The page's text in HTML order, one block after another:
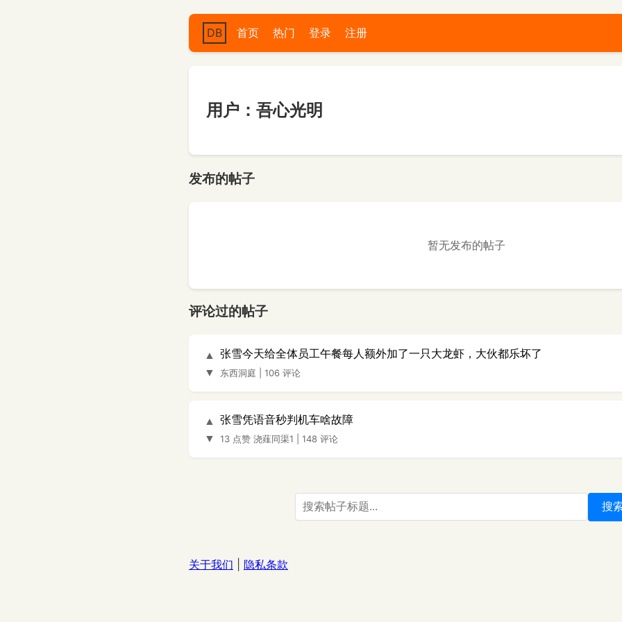
DB 首页 热门 登录 注册
用户：吾心光明
发布的帖子
暂无发布的帖子
评论过的帖子
▲
▼
张雪今天给全体员工午餐每人额外加了一只大龙虾，大伙都乐坏了
东西洞庭 106 评论
▲
▼
张雪凭语音秒判机车啥故障
13 点赞 浇薤同渠1 148 评论
搜
关于我们 隐私条款